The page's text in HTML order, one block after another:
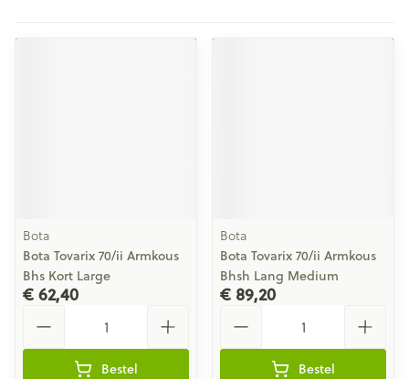
Bota
Bota Tovarix 70/ii Armkous
Bhs Kort Large
€ 62,40
Bestel
Bota
Bota Tovarix 70/ii Armkous
Bhsh Lang Medium
€ 89,20
Bestel